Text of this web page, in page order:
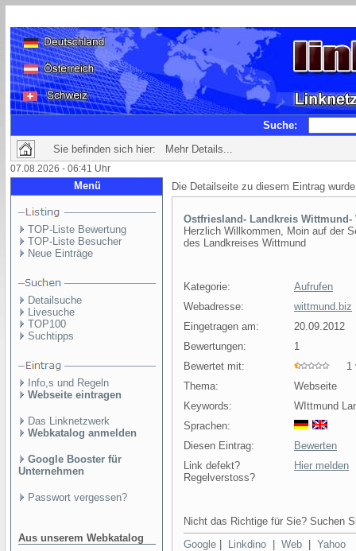
Suche:
Sie befinden sich hier: Mehr Details...
07.08.2026 - 06:41 Uhr
Menü
TOP-Liste Bewertung
TOP-Liste Besucher
Neue Einträge
Detailsuche
Livesuche
TOP100
Suchtipps
Info,s und Regeln
Webseite eintragen
Das Linknetzwerk
Webkatalog anmelden
Google Booster für
Unternehmen
Passwort vergessen?
Aus unserem Webkatalog
Die Detailseite zu diesem Eintrag
Ostfriesland- Landkreis Wittmund-
Herzlich Willkommen, Moin auf der
des Landkreises Wittmund
Kategorie:
Aufrufen
Webadresse:
wittmund.biz
Eingetragen am:
20.09.2012
Bewertungen:
1
Bewertet mit:
1
Thema:
Webseite
Keywords:
WIttmund
Sprachen:
Diesen Eintrag:
Bewerten
Link defekt?
Regelverstoss?
Hier melden
Nicht das Richtige für Sie? Suchen
Google
Linkdino Web Yahoo